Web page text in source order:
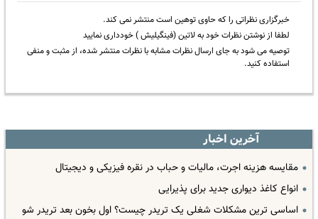
خبرگزاری نظراتی را که حاوی توهین است منتشر نمی کند.
لطفا از نوشتن نظرات خود به لاتین (فینگیلیش ) خودداری نمایید
توصیه می شود به جای ارسال نظرات مشابه با نظرات منتشر شده، از مثبت و منفی
استفاده کنید.
آخرین اخبار
مقایسه هزینه اجرت، مالیات و حباب در نقره فیزیکی و دیجیتال
انواع کاغذ دیواری جدید برای پذیرایی
اساسی ترین مشکلات شغلی یک تریدر چیست؟ اول بخون بعد تریدر شو